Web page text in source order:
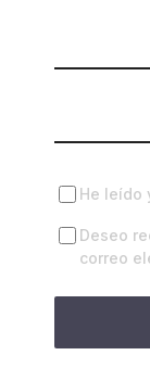
He leído
Deseo
correo